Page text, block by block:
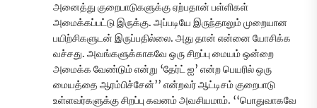
அனைத்து குறைபாடுகளுக்கு ஏற்பதான் பள்ளிகள்
அமைக்கப்பட்டு இருக்கு. அப்படியே இருந்தாலும் முறையான
பயிற்சிகளுடன் இருப்பதில்லை. அது தான் என்னை யோசிக்க
வச்சது. அவங்களுக்காகவே ஒரு சிறப்பு மையம் ஒன்றை
அமைக்க வேண்டும் என்று ‘தேர்ட் ஐ’ என்ற பெயரில் ஒரு
மையத்தை ஆரம்பிச்சேன்’’ என்றவர் ஆட்டிசம் குறைபாடு
உள்ளவர்களுக்கு சிறப்பு கவனம் அவசியமாம். ‘‘பொதுவாகவே